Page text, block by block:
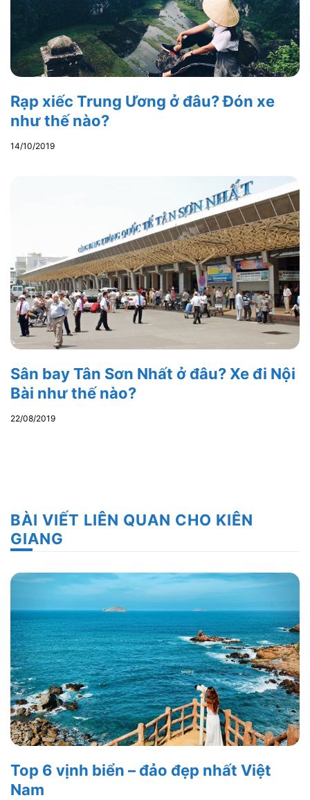
Rạp xiếc Trung Ương ở đâu? Đón xe
như thế nào?
14/10/2019
Sân bay Tân Sơn Nhất ở đâu? Xe đi Nội
Bài như thế nào?
22/08/2019
BÀI VIẾT LIÊN QUAN CHO KIÊN
GIANG
Top 6 vịnh biển – đảo đẹp nhất Việt
Nam